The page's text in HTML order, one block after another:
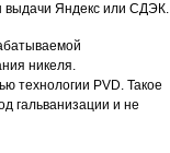
выдачи Яндекс или СДЭК.
никеля.
технологии PVD. Такое
гальванизации и не